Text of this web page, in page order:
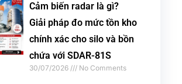
Cảm biến radar là gì?
Giải pháp đo mức tồn kho
chính xác cho silo và bồn
chứa với SDAR-81S
30/07/2026 No Comments